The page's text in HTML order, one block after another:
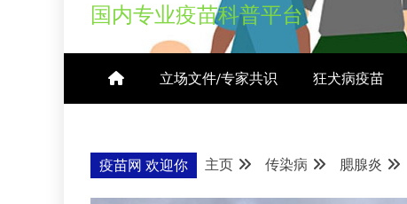
国内专业疫苗科普平台
立场文件/专家共识 狂犬病疫苗
疫苗网 欢迎你 主页 传染病 腮腺炎